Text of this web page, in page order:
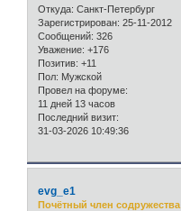
Откуда: Санкт-Петербург
Зарегистрирован: 25-11-2012
Сообщений: 326
Уважение: +176
Позитив: +11
Пол: Мужской
Провел на форуме:
11 дней 13 часов
Последний визит:
31-03-2026 10:49:36
evg_e1
Почётный член содружества